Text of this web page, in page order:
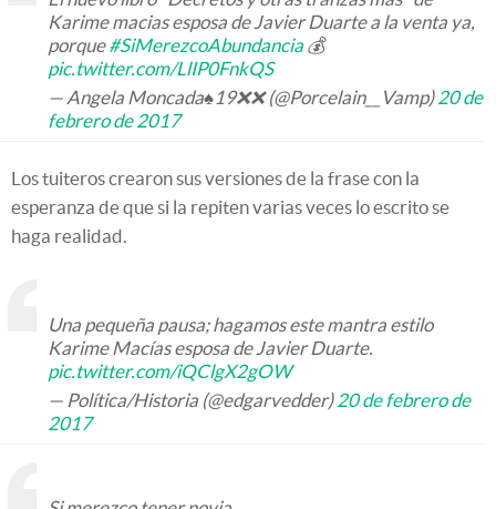
Karime macias esposa de Javier Duarte a la venta ya,
porque#SiMerezcoAbundancia 💰
pic.twitter.com/LlIP0FnkQS
— Angela Moncada♠19❌❌ (@Porcelain__Vamp)20 de
febrero de 2017
Los tuiteros crearon sus versiones de la frase con la
esperanza de que si la repiten varias veces lo escrito se
haga realidad.
Una pequeña pausa; hagamos este mantra estilo
Karime Macías esposa de Javier Duarte.
pic.twitter.com/iQClgX2gOW
— Política/Historia (@edgarvedder)20 de febrero de
2017